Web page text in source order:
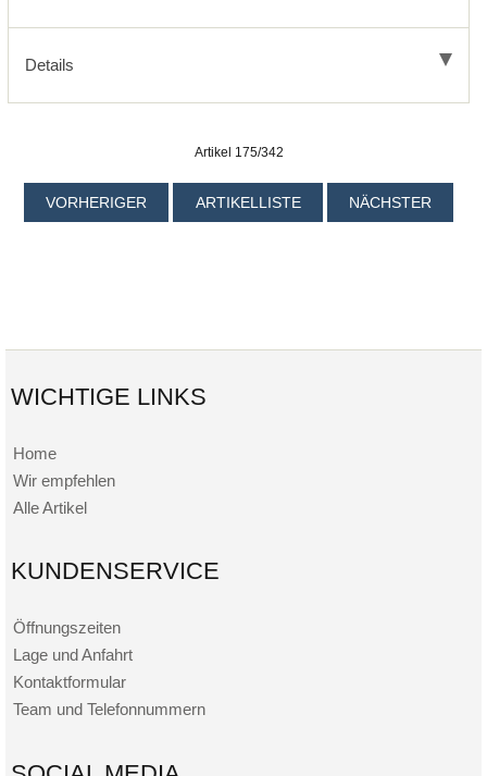
Details
Artikel 175/342
VORHERIGER ARTIKELLISTE NÄCHSTER
WICHTIGE LINKS
Home
Wir empfehlen
Alle Artikel
KUNDENSERVICE
Öffnungszeiten
Lage und Anfahrt
Kontaktformular
Team und Telefonnummern